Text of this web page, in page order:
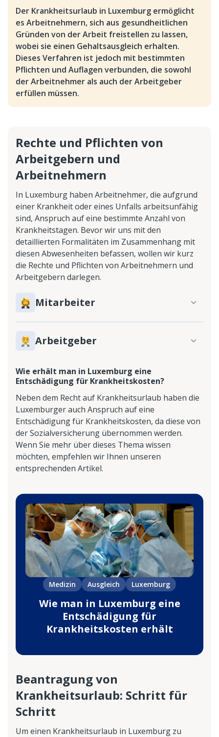
Der Krankheitsurlaub in Luxemburg ermöglicht
es Arbeitnehmern, sich aus gesundheitlichen
Gründen von der Arbeit freistellen zu lassen,
wobei sie einen Gehaltsausgleich erhalten.
Dieses Verfahren ist jedoch mit bestimmten
Pflichten und Auflagen verbunden, die sowohl
der Arbeitnehmer als auch der Arbeitgeber
erfüllen müssen.
Rechte und Pflichten von
Arbeitgebern und
Arbeitnehmern
In Luxemburg haben Arbeitnehmer, die aufgrund
einer Krankheit oder eines Unfalls arbeitsunfähig
sind, Anspruch auf eine bestimmte Anzahl von
Krankheitstagen. Bevor wir uns mit den
detaillierten Formalitäten im Zusammenhang mit
diesen Abwesenheiten befassen, wollen wir kurz
die Rechte und Pflichten von Arbeitnehmern und
Arbeitgebern darlegen.
Mitarbeiter
Arbeitgeber
Wie erhält man in Luxemburg eine
Entschädigung für Krankheitskosten?
Neben dem Recht auf Krankheitsurlaub haben die
Luxemburger auch Anspruch auf eine
Entschädigung für Krankheitskosten, da diese von
der Sozialversicherung übernommen werden.
Wenn Sie mehr über dieses Thema wissen
möchten, empfehlen wir Ihnen unseren
entsprechenden Artikel.
Medizin Ausgleich Luxemburg
Wie man in Luxemburg eine
Entschädigung für
Krankheitskosten erhält
Beantragung von
Krankheitsurlaub: Schritt für
Schritt
Um einen Krankheitsurlaub in Luxemburg zu